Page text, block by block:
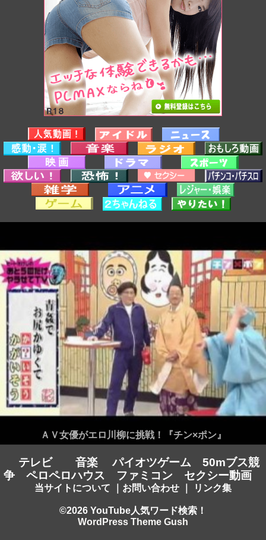
ＡＶ女優がエロ川柳に挑戦！『チン×ポン』
テレビ 音楽 パイオツゲーム
50mブス競
争
ペロペロハウス ファミコン セクシー動画
当サイトについて お問い合わせ リンク集
©2026 YouTube人気ワード検索！
WordPress Theme Gush